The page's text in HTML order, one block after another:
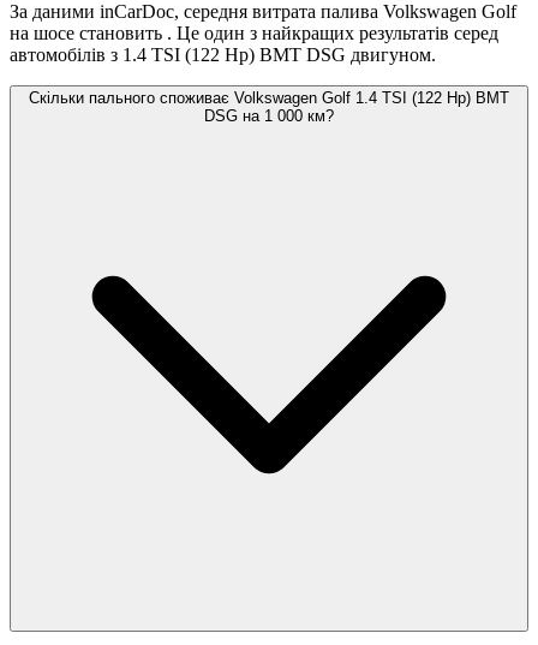
За даними inCarDoc, середня витрата палива Volkswagen Golf
на шосе становить . Це один з найкращих результатів серед
автомобілів з 1.4 TSI (122 Hp) BMT DSG двигуном.
Скільки пального споживає Volkswagen Golf 1.4 TSI (122 Hp) BMT
DSG на 1 000 км?